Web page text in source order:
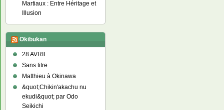
Martiaux : Entre Héritage et
Illusion
Okibukan
28 AVRIL
Sans titre
Matthieu à Okinawa
&quot;Chikin'akachu nu
ekudi&quot; par Odo
Seikichi